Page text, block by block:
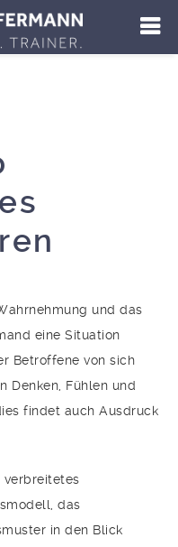
und das
eine Situation
Betroffene von sich
Denken, Fühlen und
findet auch Ausdruck
verbreitetes
das
in den Blick